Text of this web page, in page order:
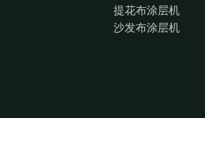
提花布涂层机
沙发布涂层机